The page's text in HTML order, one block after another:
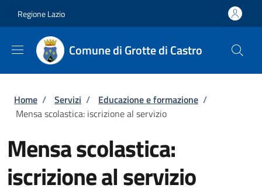
Regione Lazio
Comune di Grotte di Castro
Briciole di pane
Home / Servizi / Educazione e formazione /
Mensa scolastica: iscrizione al servizio
Mensa scolastica:
iscrizione al servizio